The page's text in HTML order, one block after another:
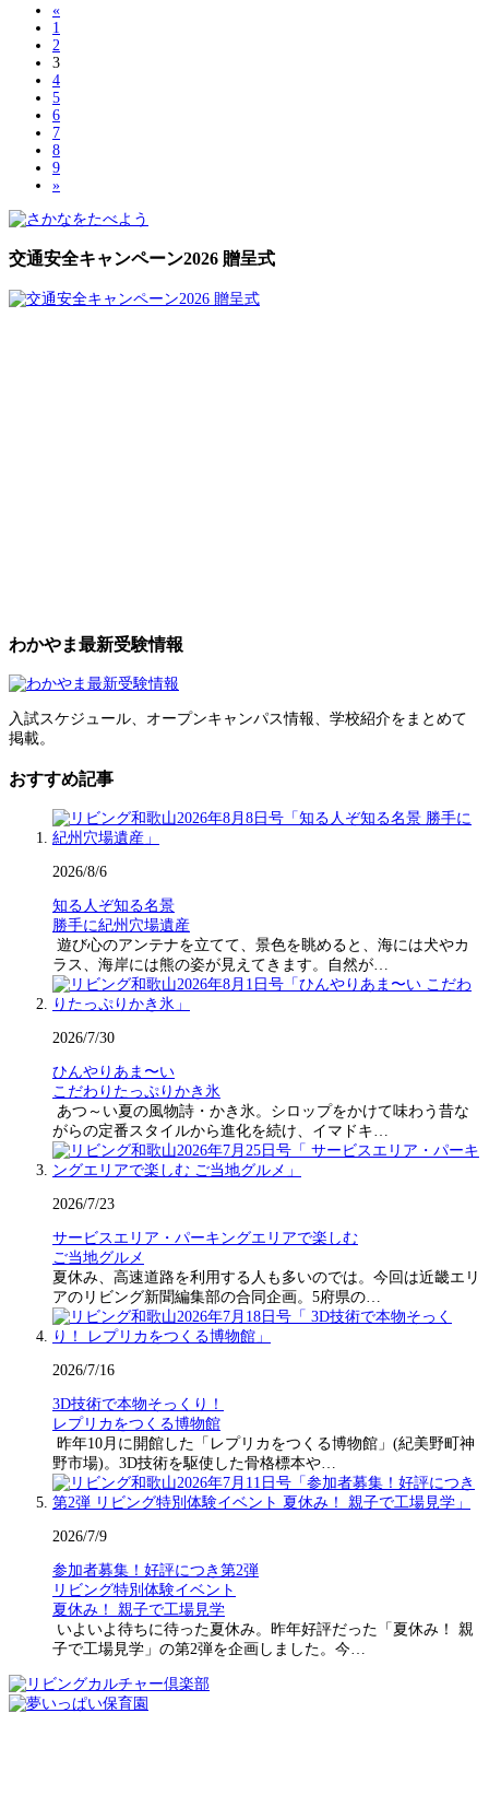
«
1
2
3
4
5
6
7
8
9
»
交通安全キャンペーン2026 贈呈式
わかやま最新受験情報
入試スケジュール、オープンキャンパス情報、学校紹介をまとめて
掲載。
おすすめ記事
2026/8/6
知る人ぞ知る名景
勝手に紀州穴場遺産
遊び心のアンテナを立てて、景色を眺めると、海には犬やカ
ラス、海岸には熊の姿が見えてきます。自然が…
2026/7/30
ひんやりあま〜い
こだわりたっぷりかき氷
あつ～い夏の風物詩・かき氷。シロップをかけて味わう昔な
がらの定番スタイルから進化を続け、イマドキ…
2026/7/23
サービスエリア・パーキングエリアで楽しむ
ご当地グルメ
夏休み、高速道路を利用する人も多いのでは。今回は近畿エリ
アのリビング新聞編集部の合同企画。5府県の…
2026/7/16
3D技術で本物そっくり！
レプリカをつくる博物館
昨年10月に開館した「レプリカをつくる博物館」(紀美野町神
野市場)。3D技術を駆使した骨格標本や…
2026/7/9
参加者募集！好評につき第2弾
リビング特別体験イベント
夏休み！ 親子で工場見学
いよいよ待ちに待った夏休み。昨年好評だった「夏休み！ 親
子で工場見学」の第2弾を企画しました。今…